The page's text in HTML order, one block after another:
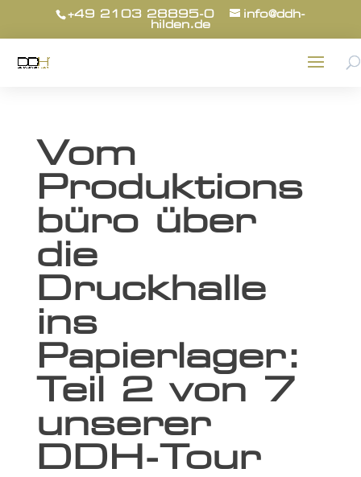
+49 2103 28895-0
info@ddh-
hilden.de
Vom
Produktions
büro über
die
Druckhalle
ins
Papierlager:
Teil 2 von 7
unserer
DDH-Tour